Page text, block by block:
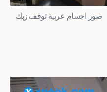
صور اجسام عربية توقف زبك